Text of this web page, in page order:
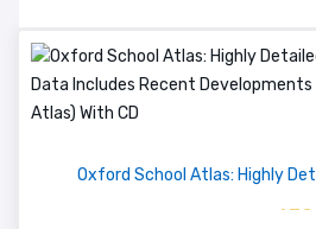
Oxford School Atlas: Highly
৳